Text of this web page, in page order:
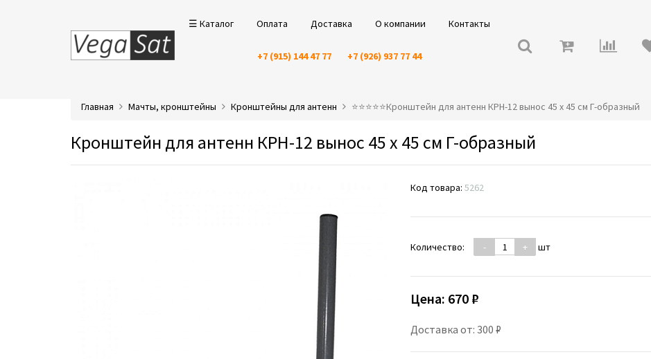
☰ Каталог Оплата Доставка О компании Контакты
+7 (915) 144 47 77 +7 (926) 937 77 44
Главная Мачты, кронштейны Кронштейны для антенн ⭐️⭐️⭐️⭐️⭐️Кронштейн для антенн КРН-12 вынос 45 x 45 см Г-образный
Кронштейн для антенн КРН-12 вынос 45 x 45 см Г-образный
Код товара:5262
Количество: - + шт
Цена: 670 ₽
Доставка от: 300 ₽